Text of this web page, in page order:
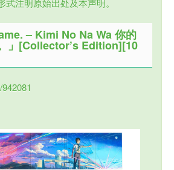
– Kimi No Na Wa 你的
」[Collector’s Edition][10